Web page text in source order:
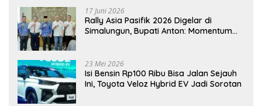
17 Juni 2026
Rally Asia Pasifik 2026 Digelar di
Simalungun, Bupati Anton: Momentum
23 Mei 2026
Isi Bensin Rp100 Ribu Bisa Jalan Sejauh
Ini, Toyota Veloz Hybrid EV Jadi Sorotan